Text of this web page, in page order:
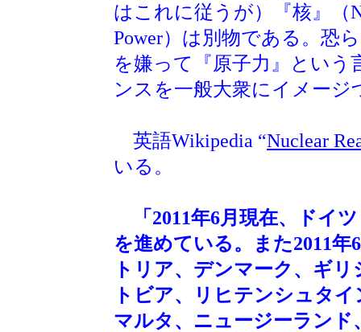
はこれに従うが）『核』（
Power）は別物である。恐
を嫌って『原子力』という
ンスを一般大衆にイメー
英語Wikipedia “Nuclear
いる。
「2011年6月現在、ドイ
を進めている。また2011
トリア、デンマーク、ギ
トビア、リヒテンシュタ
マルタ、ニュージーラン